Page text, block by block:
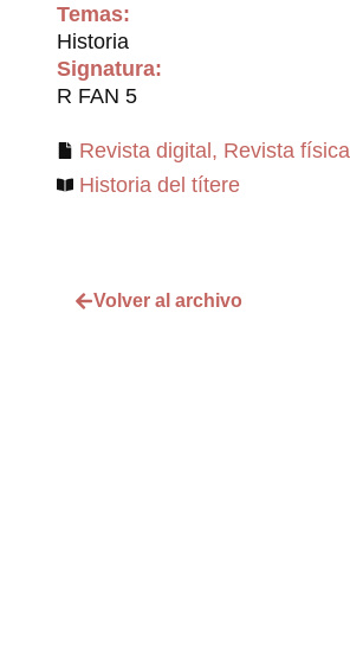
Temas:
Historia
Signatura:
R FAN 5
Revista digital, Revista física
Historia del títere
Volver al archivo